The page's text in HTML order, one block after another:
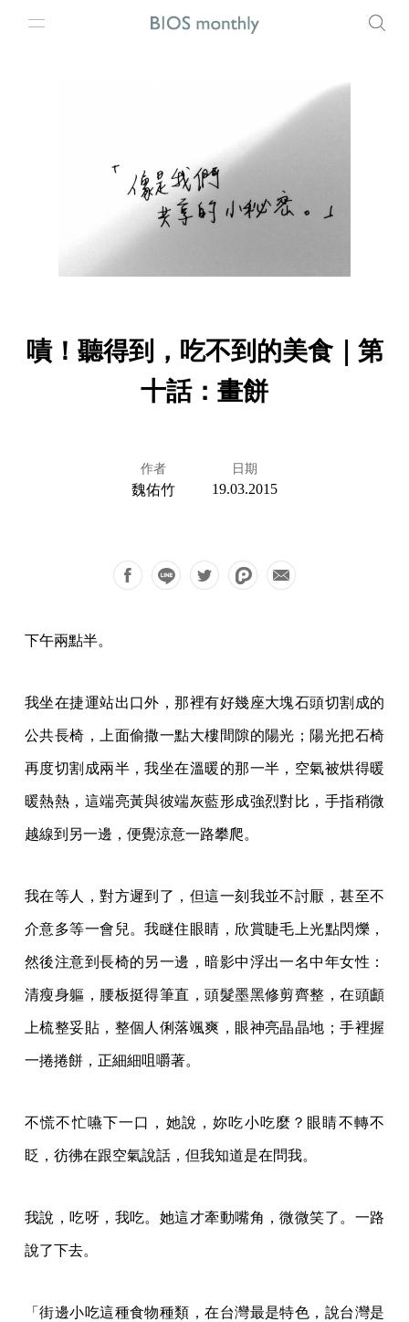
嘖！聽得到，吃不到的美食｜第
十話：畫餅
作者
魏佑竹
日期
19.03.2015
下午兩點半。
我坐在捷運站出口外，那裡有好幾座大塊石頭切割成的
公共長椅，上面偷撒一點大樓間隙的陽光；陽光把石椅
再度切割成兩半，我坐在溫暖的那一半，空氣被烘得暖
暖熱熱，這端亮黃與彼端灰藍形成強烈對比，手指稍微
越線到另一邊，便覺涼意一路攀爬。
我在等人，對方遲到了，但這一刻我並不討厭，甚至不
介意多等一會兒。我瞇住眼睛，欣賞睫毛上光點閃爍，
然後注意到長椅的另一邊，暗影中浮出一名中年女性：
清瘦身軀，腰板挺得筆直，頭髮墨黑修剪齊整，在頭顱
上梳整妥貼，整個人俐落颯爽，眼神亮晶晶地；手裡握
一捲捲餅，正細細咀嚼著。
不慌不忙嚥下一口，她說，妳吃小吃麼？眼睛不轉不
眨，彷彿在跟空氣說話，但我知道是在問我。
我說，吃呀，我吃。她這才牽動嘴角，微微笑了。一路
說了下去。
「街邊小吃這種食物種類，在台灣最是特色，說台灣是